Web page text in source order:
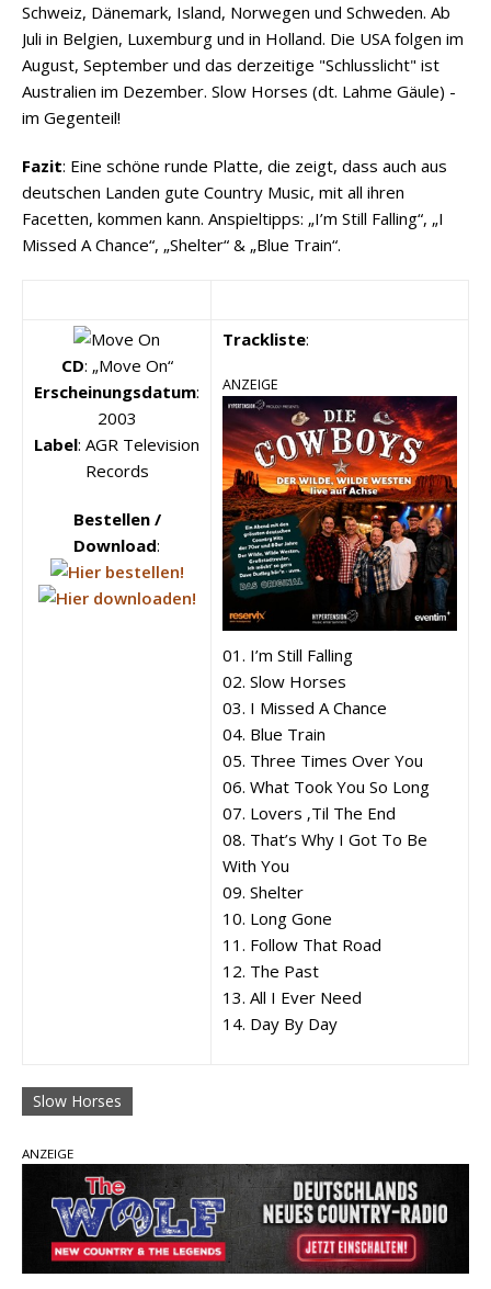
Schweiz, Dänemark, Island, Norwegen und Schweden. Ab
Juli in Belgien, Luxemburg und in Holland. Die USA folgen im
August, September und das derzeitige "Schlusslicht" ist
Australien im Dezember. Slow Horses (dt. Lahme Gäule) -
im Gegenteil!
Fazit: Eine schöne runde Platte, die zeigt, dass auch aus
deutschen Landen gute Country Music, mit all ihren
Facetten, kommen kann. Anspieltipps: „I’m Still Falling“, „I
Missed A Chance“, „Shelter“ & „Blue Train“.
CD: „Move On“
Erscheinungsdatum:
2003
Label: AGR Television
Records
Bestellen /
Download:
Trackliste:
ANZEIGE
01. I’m Still Falling
02. Slow Horses
03. I Missed A Chance
04. Blue Train
05. Three Times Over You
06. What Took You So Long
07. Lovers ‚Til The End
08. That’s Why I Got To Be
With You
09. Shelter
10. Long Gone
11. Follow That Road
12. The Past
13. All I Ever Need
14. Day By Day
Slow Horses
ANZEIGE